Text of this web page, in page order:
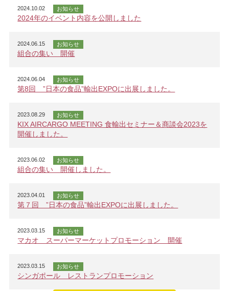
2024.10.02 お知らせ
2024年のイベント内容を公開しました
2024.06.15 お知らせ
組合の集い 開催
2024.06.04 お知らせ
第8回 ”日本の食品”輸出EXPOに出展しました。
2023.08.29 お知らせ
KIX AIRCARGO MEETING 食輸出セミナー＆商談会2023を
開催しました。
2023.06.02 お知らせ
組合の集い 開催しました。
2023.04.01 お知らせ
第７回 ”日本の食品”輸出EXPOに出展しました。
2023.03.15 お知らせ
マカオ スーパーマーケットプロモーション 開催
2023.03.15 お知らせ
シンガポール レストランプロモーション